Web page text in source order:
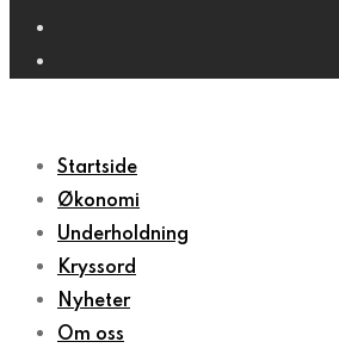
Startside
Økonomi
Underholdning
Kryssord
Nyheter
Om oss